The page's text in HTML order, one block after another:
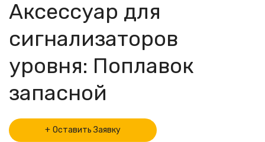
Аксессуар для
сигнализаторов
уровня: Поплавок
запасной
Оставить Заявку